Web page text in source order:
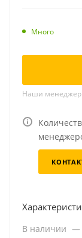
Много
Наши
В наличии —